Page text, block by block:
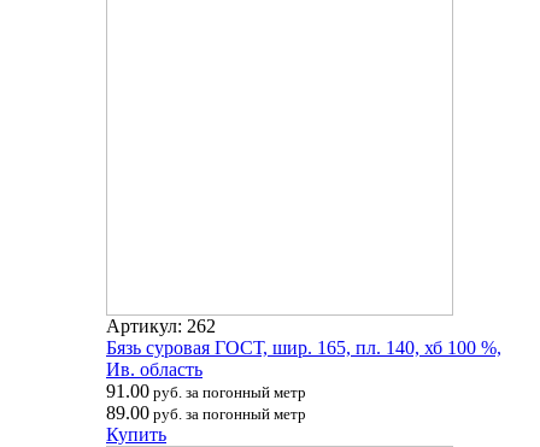
Артикул: 262
Бязь суровая ГОСТ, шир. 165, пл. 140, хб 100 %,
Ив. область
91.00 руб. за погонный метр
89.00 руб. за погонный метр
Купить